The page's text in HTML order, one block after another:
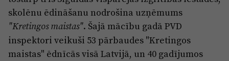
skolēnu ēdināšanu nodrošina uzņēmums
"Kretingos maistas". Šajā mācību gadā PVD
inspektori veikuši 53 pārbaudes "Kretingos
maistas" ēdnīcās visā Latvijā, un 40 gadījumos